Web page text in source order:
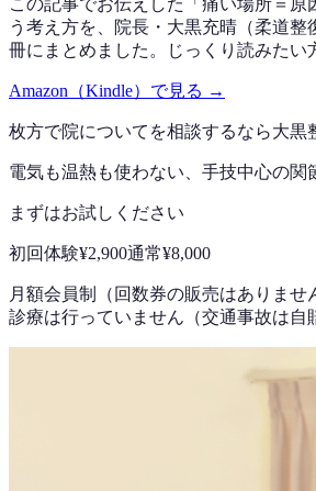
う考え方を、院長・大黒充晴（柔道整
冊にまとめました。じっくり読みたい
Amazon（Kindle）で見る →
枚方で院について を相談するなら大黒
電気も温熱も使わない、手技中心の関
まずはお試しください
初回体験¥2,900通常¥8,000
月額会員制（回数券の販売はありませ
診療は行っていません（交通事故は自